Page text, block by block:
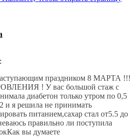
праздником 8 МАРТА !!!
! У вас большой стаж с
диабетон только утром по 0,5
и я решила не принимать
питанием,сахар стал от5.5 до
правильно ли поступила
вы думаете